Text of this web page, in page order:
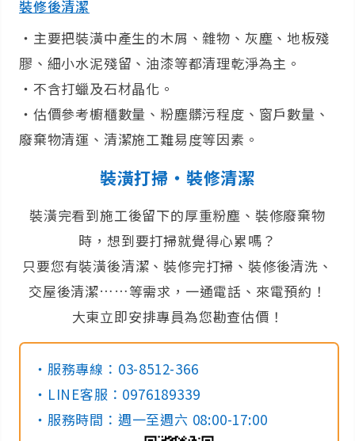
裝修後清潔
‧主要把裝潢中產生的木屑、雜物、灰塵、地板殘
膠、細小水泥殘留、油漆等都清理乾淨為主。
‧不含打蠟及石材晶化。
‧估價參考櫥櫃數量、粉塵髒污程度、窗戶數量、
廢棄物清運、清潔施工難易度等因素。
裝潢打掃‧裝修清潔
裝潢完看到施工後留下的厚重粉塵、裝修廢棄物
時，想到要打掃就覺得心累嗎？
只要您有裝潢後清潔、裝修完打掃、裝修後清洗、
交屋後清潔……等需求，一通電話、來電預約！
大東立即安排專員為您勘查估價！
‧服務專線：03-8512-366
‧LINE客服：0976189339
‧服務時間：週一至週六 08:00-17:00